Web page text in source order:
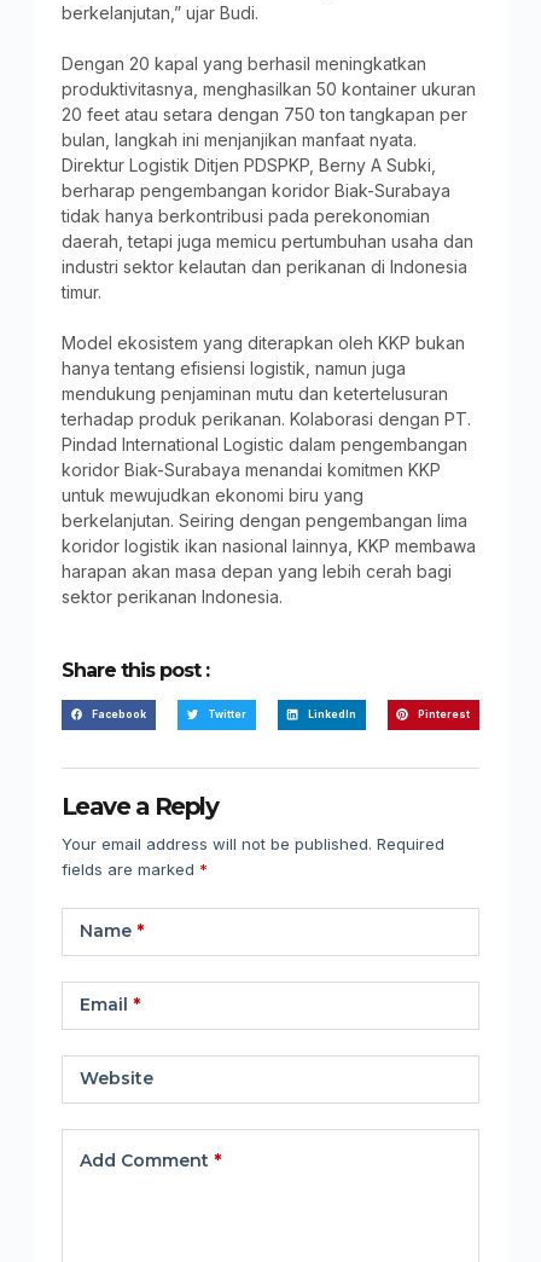
berkelanjutan,” ujar Budi.
Dengan 20 kapal yang berhasil meningkatkan
produktivitasnya, menghasilkan 50 kontainer ukuran
20 feet atau setara dengan 750 ton tangkapan per
bulan, langkah ini menjanjikan manfaat nyata.
Direktur Logistik Ditjen PDSPKP, Berny A Subki,
berharap pengembangan koridor Biak-Surabaya
tidak hanya berkontribusi pada perekonomian
daerah, tetapi juga memicu pertumbuhan usaha dan
industri sektor kelautan dan perikanan di Indonesia
timur.
Model ekosistem yang diterapkan oleh KKP bukan
hanya tentang efisiensi logistik, namun juga
mendukung penjaminan mutu dan ketertelusuran
terhadap produk perikanan. Kolaborasi dengan PT.
Pindad International Logistic dalam pengembangan
koridor Biak-Surabaya menandai komitmen KKP
untuk mewujudkan ekonomi biru yang
berkelanjutan. Seiring dengan pengembangan lima
koridor logistik ikan nasional lainnya, KKP membawa
harapan akan masa depan yang lebih cerah bagi
sektor perikanan Indonesia.
Share this post :
Facebook Twitter LinkedIn Pinterest
Leave a Reply
Your email address will not be published. Required
fields are marked *
Name*
Email *
Website
Add Comment *